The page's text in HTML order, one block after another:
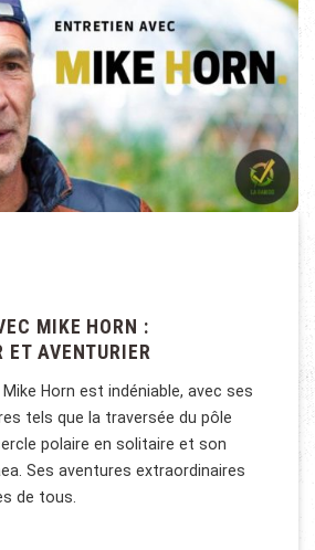
MIKE HORN :
ET AVENTURIER
Horn est indéniable, avec ses
tels que la traversée du pôle
polaire en solitaire et son
Ses aventures extraordinaires
de tous.
AVEC MIKE HORN : EXPLORATEUR ET